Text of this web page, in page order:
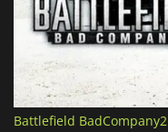
Battlefield BadCompany2